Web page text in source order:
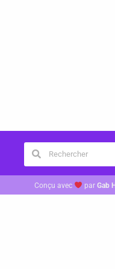
Conçu avec par Gab